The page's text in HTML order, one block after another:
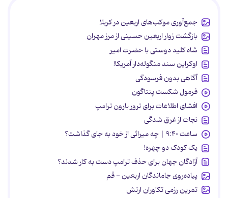
جمع‌آوری موکب‌های اربعین در کربلا
بازگشت زوار اربعین حسینی از مرز مهران
شاه کلید دوستی با حضرت امیر
اوکراین سند منگوله‌دار آمریکا!
آگاهی بدون فرسودگی
فرمول شکست پنتاگون
افشای اطلاعات برای ترور بارون ترامپ
نجات از غرق شدگی
ساعت ۹:۴۰ | چه میراثی از خود به جای گذاشت؟
یک کودک دو چهره!
آزادگان جهان برای حذف ترامپ دست به کار شدند؟
پیاده‌روی جاماندگان اربعین - قم
تمرین رزمی تکاوران ارتش